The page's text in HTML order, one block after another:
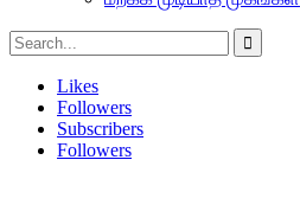
Likes
Followers
Subscribers
Followers